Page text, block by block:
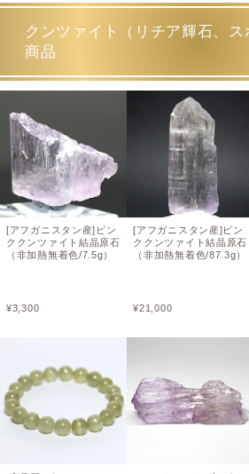
クンツァイト（リチア輝石、
商品
[アフガニスタン産]ピン
ククンツァイト結晶原石
（非加熱無着色/7.5g）
¥3,300
[アフガニスタン産]ピン
ククンツァイト結晶原石
（非加熱無着色/87.3g）
¥21,000